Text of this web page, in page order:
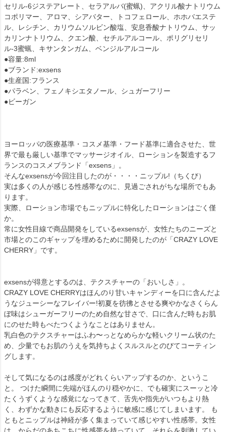
セリル-6ジステアレート、セラアルバ(蜜蝋)、アクリル酸ナトリウム
コポリマー、アロマ、シアバター、トコフェロール、ホホバエステ
ル、レシチン、カリウムソルビン酸塩、安息香酸ナトリウム、サッ
カリンナトリウム、クエン酸、セチルアルコール、ポリグリセリ
ル-3蜜蝋、キサンタンガム、ベンジルアルコール
●容量:8ml
●ブランド:exsens
●生産国:フランス
●パラベン、フェノキシエタノール、シュガーフリー
●ビーガン
ヨーロッパの医療基準・コスメ基準・フード基準に適合させた、世
界で最も厳しい基準でマッサージオイル、ローションを製造するフ
ランスのコスメブランド「exsens」。
そんなexsensが今回注目したのが・・・・ニップル!（ちくび）
実は多くの人が感じる性感帯なのに、見過ごされがちな場所でもあ
ります。
実際、ローション市場でもニップルに特化したローションはごく僅
か。
常に女性目線で商品開発をしているexsensが、女性たちのニーズと
市場とのこのギャップを埋めるために開発したのが「CRAZY LOVE
CHERRY」です。
exsensが得意とするのは、テクスチャーの「おいしさ」。
CRAZY LOVE CHERRYはほんのり甘いキャンディーを口に含んだよ
うなジューシーなフレイバー!初夏を彷彿とさせる爽やかなさくらん
ぼ味はシューガーフリーのため自然な甘さで、口に含んだ時もお肌
にのせた時もべたつくようなことはありません。
乳白色のテクスチャーはふわ〜っとなめらかな軽いクリーム状のた
め、少量でもお肌のうえを気持ちよくスルスルとのびてコーティン
グします。
そして気になるのは感度がどれくらいアップするのか、というこ
と。 つけた瞬間に先端がほんのり穏やかに、でも確実にスーッと冷
たくうずくような感覚になってきて、舌先や指先がいつもより熱
く、わずかな動きにも反応するように敏感に感じてしまいます。 も
ともとニップルは神経が多く集まっていて感じやすい性感帯。女性
は、からだのあちこちに性感帯を持っていて、それらを刺激してい